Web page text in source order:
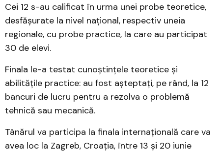
Cei 12 s-au calificat în urma unei probe teoretice,
desfășurate la nivel național, respectiv uneia
regionale, cu probe practice, la care au participat
30 de elevi.
Finala le-a testat cunoștințele teoretice și
abilitățile practice: au fost așteptați, pe rând, la 12
bancuri de lucru pentru a rezolva o problemă
tehnică sau mecanică.
Tânărul va participa la finala internațională care va
avea loc la Zagreb, Croația, între 13 și 20 iunie